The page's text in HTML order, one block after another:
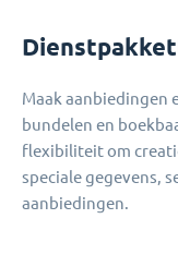
Maak aanbiedingen
bundelen en
flexibiliteit om
speciale gegevens,
aanbiedingen.